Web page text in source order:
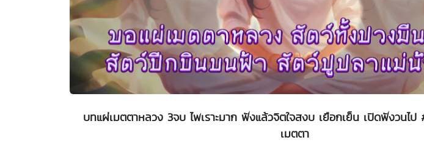
บทแผ่เมตตาหลวง 3จบ ไพเราะมาก ฟังแล้วจิตใจสงบ เยือกเย็น เปิดฟังวนไ
เมตตา